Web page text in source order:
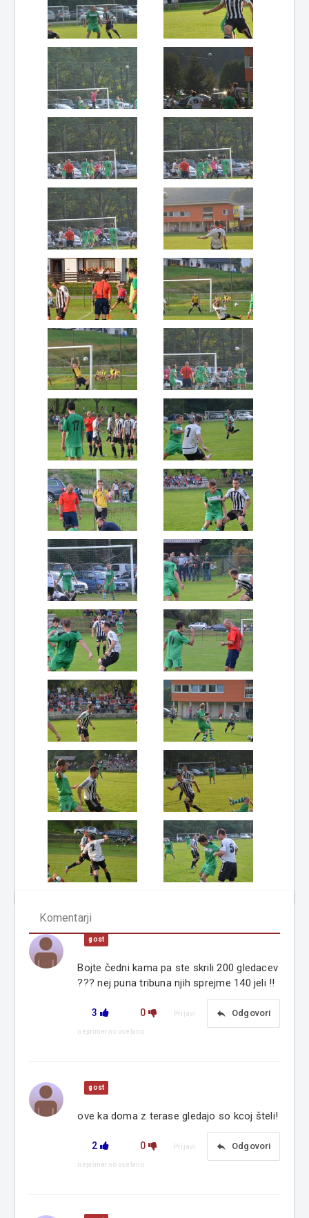
Komentarji
gost
Bojte čedni kama pa ste skrili 200 gledacev
??? nej puna tribuna njih sprejme 140 jeli !!
3 0 reply Odgovori
Prijavi
neprimerno vsebino
gost
ove ka doma z terase gledajo so kcoj šteli!
2 0 reply Odgovori
Prijavi
neprimerno vsebino